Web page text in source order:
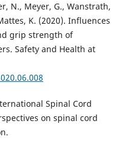
N., Meyer, G., Wanstrath,
K. (2020). Influences
grip strength of
Safety and Health at
Spinal Cord
on spinal cord